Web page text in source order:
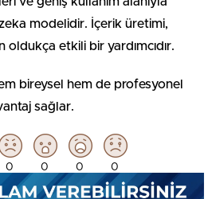
modelidir. İçerik üretimi,
etkili bir yardımcıdır.
bireysel hem de profesyonel
sağlar.
0 0 0 0